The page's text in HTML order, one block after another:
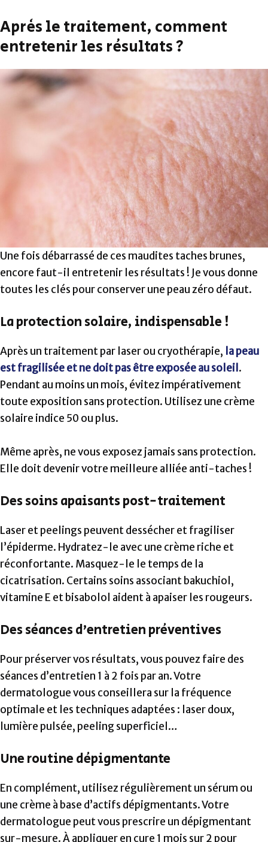
Après le traitement, comment
entretenir les résultats ?
Une fois débarrassé de ces maudites taches brunes,
encore faut-il entretenir les résultats ! Je vous donne
toutes les clés pour conserver une peau zéro défaut.
La protection solaire, indispensable !
Après un traitement par laser ou cryothérapie, la peau
est fragilisée et ne doit pas être exposée au soleil.
Pendant au moins un mois, évitez impérativement
toute exposition sans protection. Utilisez une crème
solaire indice 50 ou plus.
Même après, ne vous exposez jamais sans protection.
Elle doit devenir votre meilleure alliée anti-taches !
Des soins apaisants post-traitement
Laser et peelings peuvent dessécher et fragiliser
l’épiderme. Hydratez-le avec une crème riche et
réconfortante. Masquez-le le temps de la
cicatrisation. Certains soins associant bakuchiol,
vitamine E et bisabolol aident à apaiser les rougeurs.
Des séances d’entretien préventives
Pour préserver vos résultats, vous pouvez faire des
séances d’entretien 1 à 2 fois par an. Votre
dermatologue vous conseillera sur la fréquence
optimale et les techniques adaptées : laser doux,
lumière pulsée, peeling superficiel…
Une routine dépigmentante
En complément, utilisez régulièrement un sérum ou
une crème à base d’actifs dépigmentants. Votre
dermatologue peut vous prescrire un dépigmentant
sur-mesure. À appliquer en cure 1 mois sur 2 pour